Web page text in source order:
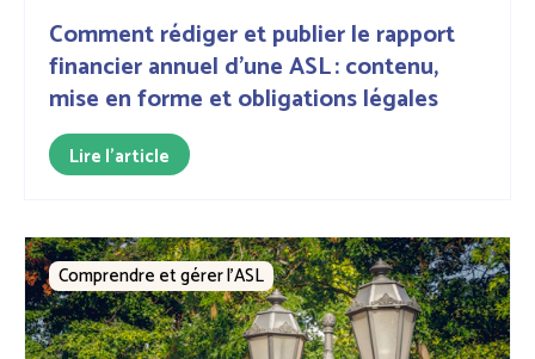
Comment rédiger et publier le rapport
financier annuel d’une ASL : contenu,
mise en forme et obligations légales
Lire l'article
Comprendre et gérer l’ASL